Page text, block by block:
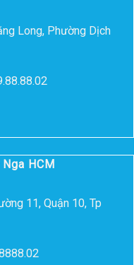
Long, Phường Dịch
HCM
11, Quận 10, Tp